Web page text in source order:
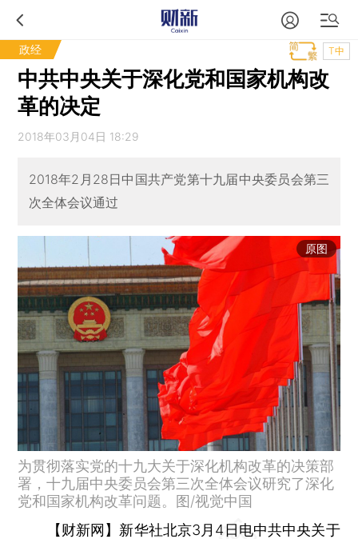
政经 T中
中共中央关于深化党和国家机构改
革的决定
2018年03月04日 18:29
2018年2月28日中国共产党第十九届中央委员会第三
次全体会议通过
原图
为贯彻落实党的十九大关于深化机构改革的决策部
署，十九届中央委员会第三次全体会议研究了深化
党和国家机构改革问题。图/视觉中国
【财新网】 新华社北京3月4日电中共中央关于